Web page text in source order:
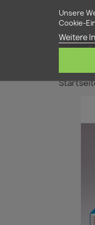
Kontakt
Unsere
Cookie-
Weitere